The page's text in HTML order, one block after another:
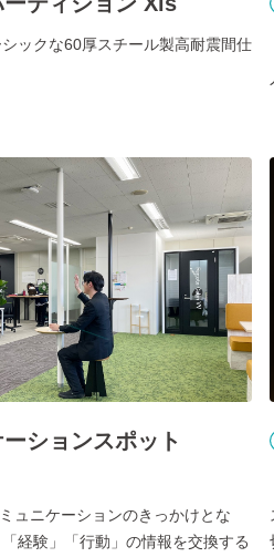
ックな60厚スチール製高耐震間仕
ションスポット
ュニケーションのきっかけとな
経験」「行動」の情報を交換する